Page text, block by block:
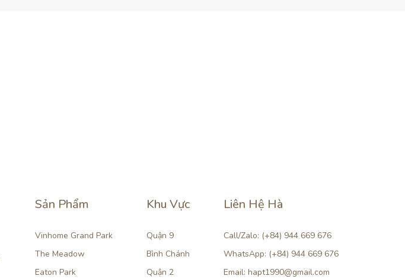
Sản Phẩm
Vinhome Grand Park
The Meadow
Eaton Park
Khu Vực
Quận 9
Bình Chánh
Quận 2
Liên Hệ Hà
Call/Zalo: (+84) 944 669 676
WhatsApp: (+84) 944 669 676
Email: hapt1990@gmail.com